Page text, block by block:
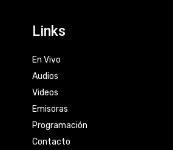
Links
En Vivo
Audios
Videos
Emisoras
Programación
Contacto